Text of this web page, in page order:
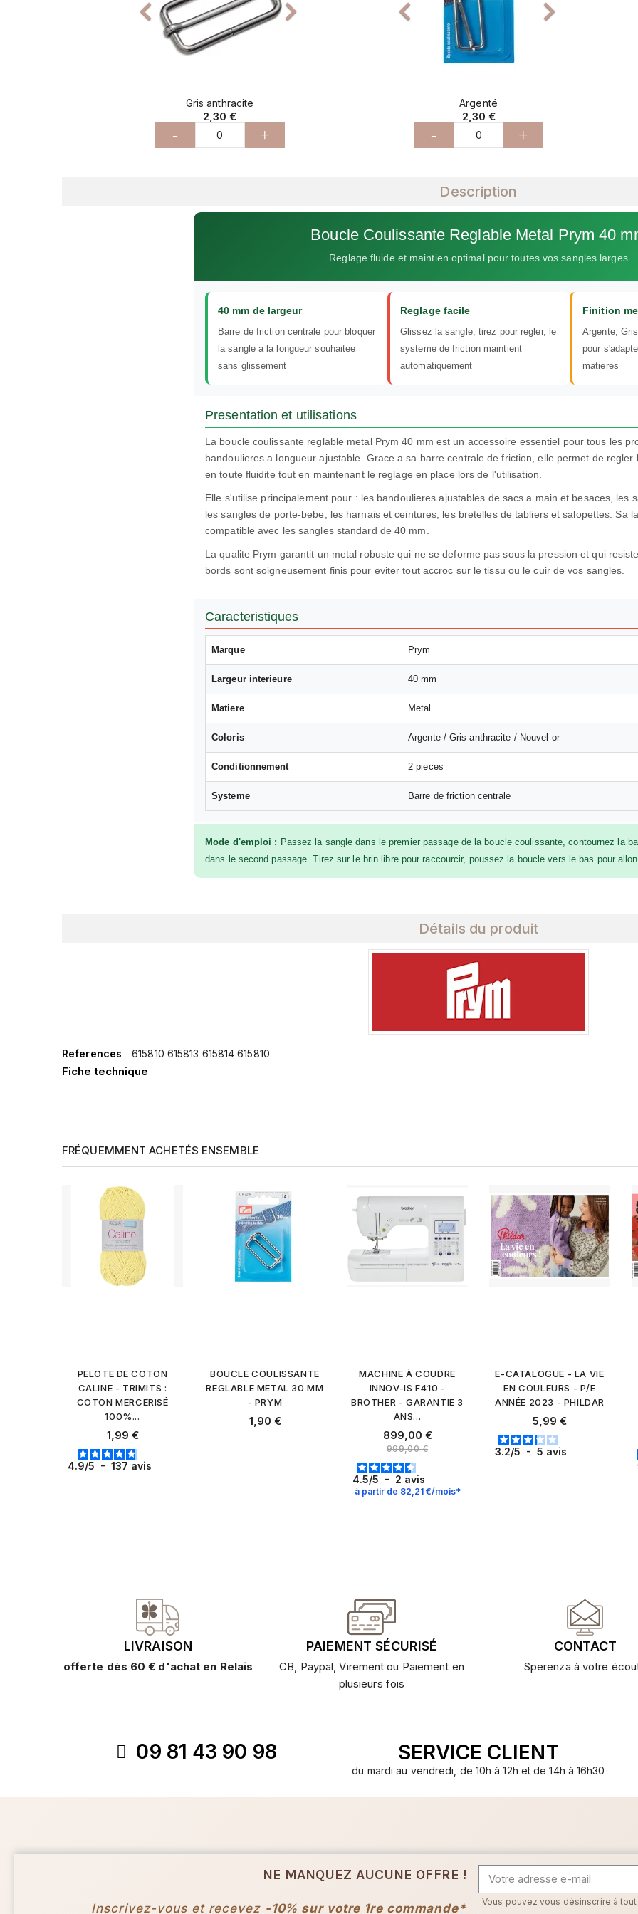
 
Gris anthracite
2,30 €
- +
 
Argenté
2,30 €
- +
Description
Boucle Coulissante Reglable Metal Prym 40
Reglage fluide et maintien optimal pour toutes vos sangles larges
40 mm de largeur
Barre de friction centrale pour bloquer
la sangle a la longueur souhaitee
sans glissement
Reglage facile
Glissez la sangle, tirez pour regler, le
systeme de friction maintient
automatiquement
Finition
Argente,
pour
matieres
Presentation et utilisations
La boucle coulissante reglable metal Prym 40 mm est un accessoire essentiel pour tous les
bandoulieres a longueur ajustable. Grace a sa barre centrale de friction, elle permet de regler
en toute fluidite tout en maintenant le reglage en place lors de l'utilisation.
Elle s'utilise principalement pour : les bandoulieres ajustables de sacs a main et besaces, les
les sangles de porte-bebe, les harnais et ceintures, les bretelles de tabliers et salopettes. Sa
compatible avec les sangles standard de 40 mm.
La qualite Prym garantit un metal robuste qui ne se deforme pas sous la pression et qui
bords sont soigneusement finis pour eviter tout accroc sur le tissu ou le cuir de vos sangles.
Caracteristiques
Marque Prym
Largeur interieure 40 mm
Matiere Metal
Coloris Argente / Gris anthracite / Nouvel or
Conditionnement 2 pieces
Systeme Barre de friction centrale
Mode d'emploi : Passez la sangle dans le premier passage de la boucle coulissante, contournez la
dans le second passage. Tirez sur le brin libre pour raccourcir, poussez la boucle vers le bas pour
Détails du produit
References 615810 615813 615814 615810
Fiche technique
FRÉQUEMMENT ACHETÉS ENSEMBLE
PELOTE DE COTON
CALINE - TRIMITS :
COTON MERCERISÉ
100%...
Prix
1,99 €
4.9/5 - 137 avis
BOUCLE COULISSANTE
REGLABLE METAL 30 MM
- PRYM
Prix
1,90 €
MACHINE À COUDRE
INNOV-IS F410 -
BROTHER - GARANTIE 3
ANS...
Prix
899,00 €
Prix normal
999,00 €
4.5/5 - 2 avis
à partir de 82,21 €/mois*
E-CATALOGUE - LA VIE
EN COULEURS - P/E
ANNÉE 2023 - PHILDAR
Prix
5,99 €
3.2/5 - 5 avis
LIVRAISON
offerte dès 60 € d'achat en Relais
PAIEMENT SÉCURISÉ
CB, Paypal, Virement ou Paiement en
plusieurs fois
CONTACT
Sperenza à votre
09 81 43 90 98 SERVICE CLIENT
du mardi au vendredi, de 10h à 12h et de 14h à 16h30
NE MANQUEZ AUCUNE OFFRE !
Inscrivez-vous et recevez -10% sur votre 1re commande*
Vous pouvez vous désinscrire à